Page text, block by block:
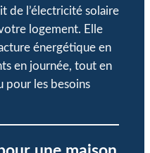
de l’électricité solaire
logement. Elle
énergétique en
en journée, tout en
pour les besoins